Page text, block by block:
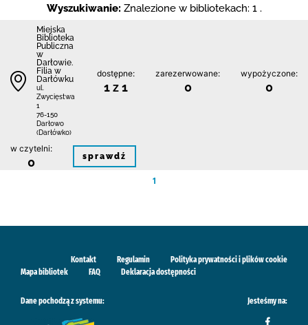
Wyszukiwanie: Znalezione w bibliotekach: 1 .
Miejska
Biblioteka
Publiczna
w
Darłowie.
Filia w
Darłówku
ul.
Zwycięstwa
1
76-150
Darłowo
(Darłówko)
dostępne:
1 z 1
zarezerwowane:
0
wypożyczone:
0
w czytelni:
0 sprawdź
1
Kontakt Regulamin
Polityka prywatności i plików cookie
Mapa bibliotek
FAQ Deklaracja dostępności
Dane pochodzą z systemu: Jesteśmy na: